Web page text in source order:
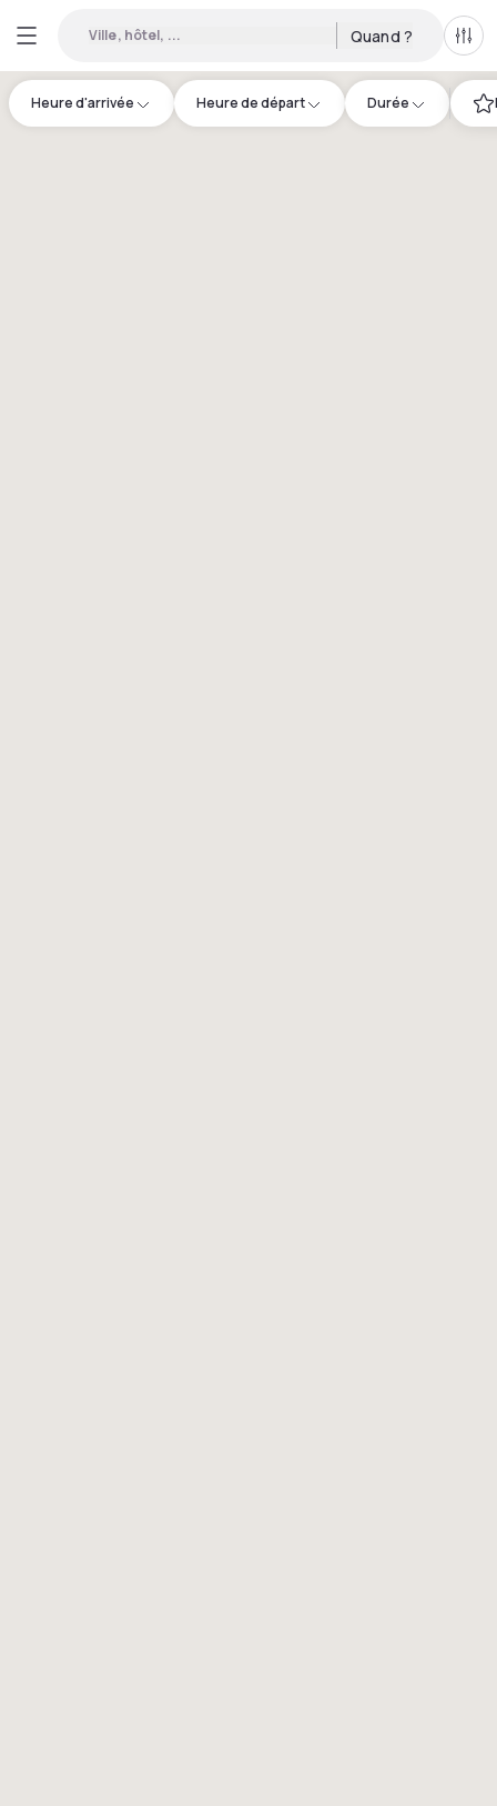
Ville, hôtel, ... Quand ?
Heure d'arrivée Heure de départ Durée